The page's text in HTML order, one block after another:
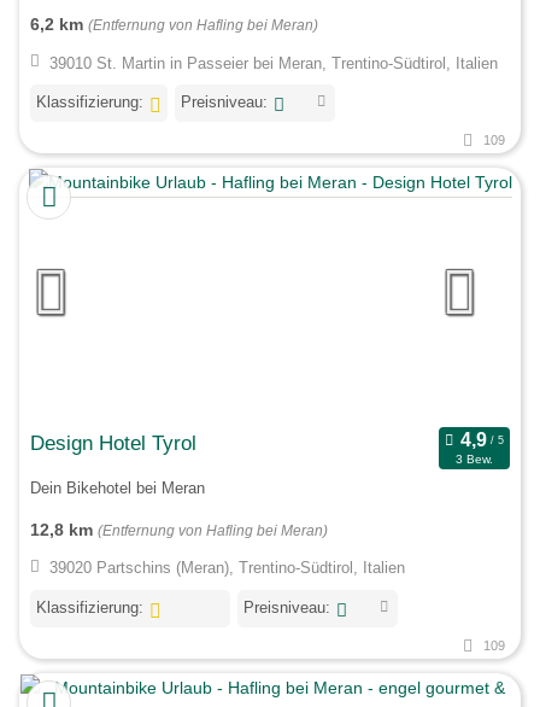
6,2 km (Entfernung von Hafling bei Meran)
39010 St. Martin in Passeier bei Meran, Trentino-Südtirol, Italien
Klassifizierung: Preisniveau:
109
Design Hotel Tyrol
3 Bew.
Dein Bikehotel bei Meran
12,8 km (Entfernung von Hafling bei Meran)
39020 Partschins (Meran), Trentino-Südtirol, Italien
Klassifizierung: Preisniveau:
109